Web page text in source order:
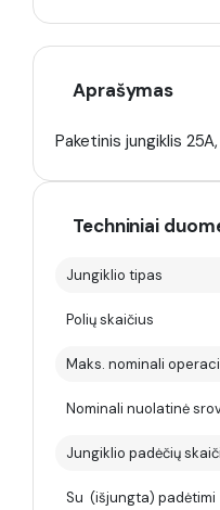
Aprašymas
Paketinis jungiklis
Techniniai
Jungiklio tipas
Polių skaičius
Maks. nominali
Nominali nuolatinė
Jungiklio padėčių
Su (išjungta) padėtimi